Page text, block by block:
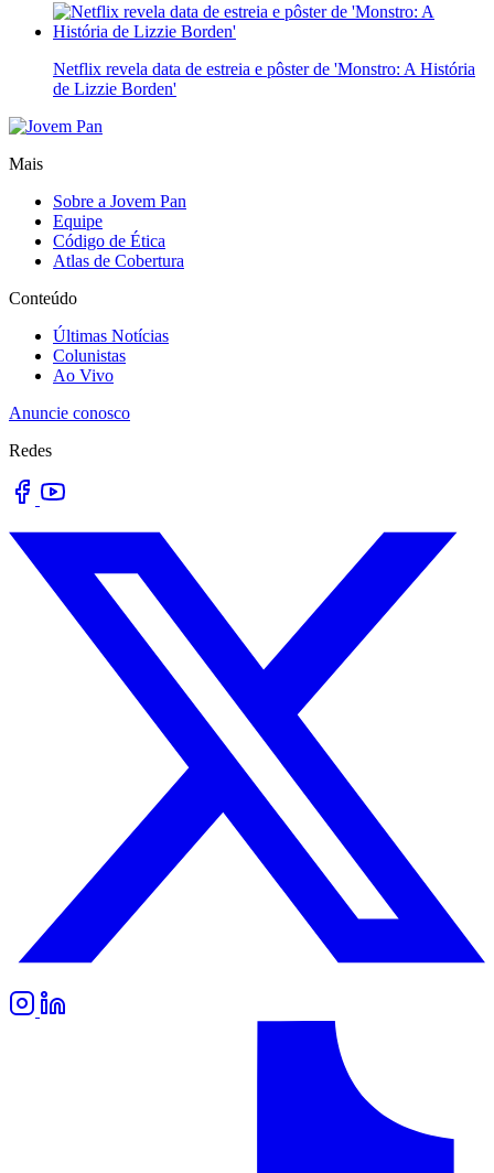
Netflix revela data de estreia e pôster de 'Monstro: A História
de Lizzie Borden'
Mais
Sobre a Jovem Pan
Equipe
Código de Ética
Atlas de Cobertura
Conteúdo
Últimas Notícias
Colunistas
Ao Vivo
Anuncie conosco
Redes